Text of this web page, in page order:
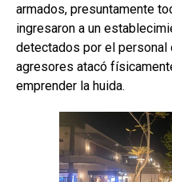
armados, presuntamente
ingresaron a un
detectados por el personal
agresores atacó
emprender la huida.